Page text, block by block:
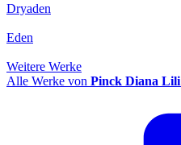
Dryaden
Eden
Weitere Werke
Alle Werke von Pinck Diana Lili